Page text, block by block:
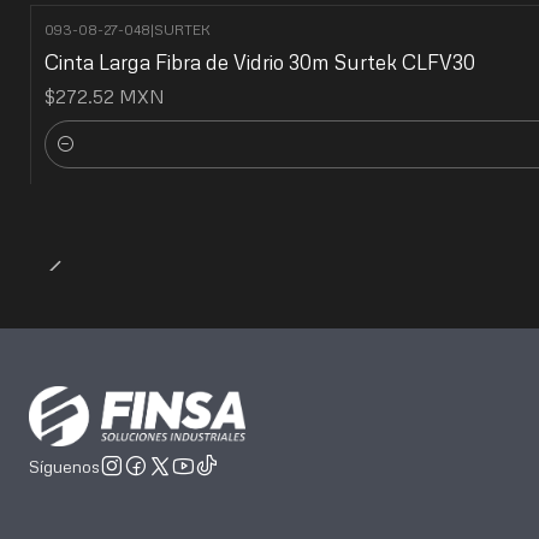
093-08-27-048|SURTEK
Cinta Larga Fibra de Vidrio 30m Surtek CLFV30
$272.52 MXN
Cantidad
Síguenos